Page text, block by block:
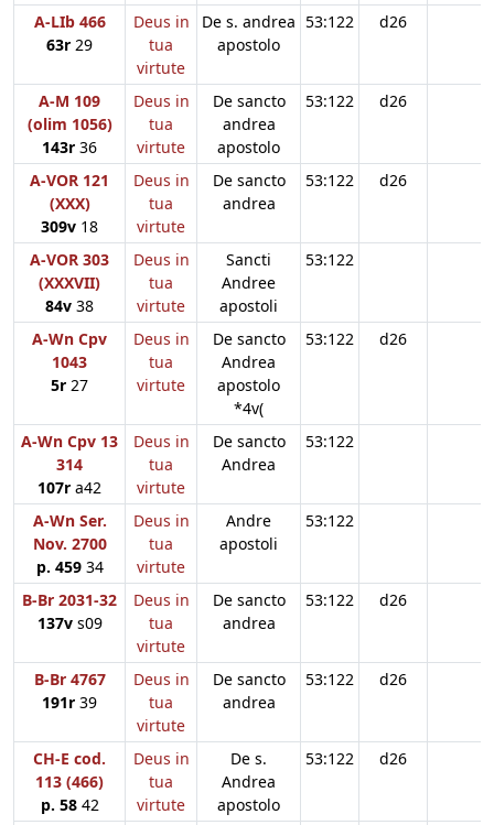
A-LIb 466
63r 29
Deus in
tua
virtute
De s. andrea
apostolo
53:122 d26
A-M 109
(olim 1056)
143r 36
Deus in
tua
virtute
De sancto
andrea
apostolo
53:122 d26
A-VOR 121
(XXX)
309v 18
Deus in
tua
virtute
De sancto
andrea
53:122 d26
A-VOR 303
(XXXVII)
84v 38
Deus in
tua
virtute
Sancti
Andree
apostoli
53:122
A-Wn Cpv
1043
5r 27
Deus in
tua
virtute
De sancto
Andrea
apostolo
*4v(
53:122 d26
A-Wn Cpv 13
314
107r a42
Deus in
tua
virtute
De sancto
Andrea
53:122
A-Wn Ser.
Nov. 2700
p. 45934
Deus in
tua
virtute
Andre
apostoli
53:122
B-Br 2031-32
137vs09
Deus in
tua
virtute
De sancto
andrea
53:122 d26
B-Br 4767
191r 39
Deus in
tua
virtute
De sancto
andrea
53:122 d26
CH-E cod.
113 (466)
p. 5842
Deus in
tua
virtute
De s.
Andrea
apostolo
53:122 d26